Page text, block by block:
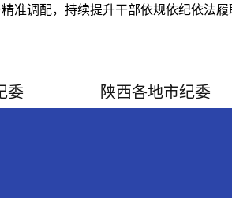
准调配，持续提升干部依规依纪依法
委 陕西各地市纪委